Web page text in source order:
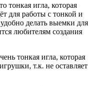
тонкая игла, которая
для работы с тонкой и
делать выемки для
любителям создания
тонкая игла, которая
т.к. не оставляет